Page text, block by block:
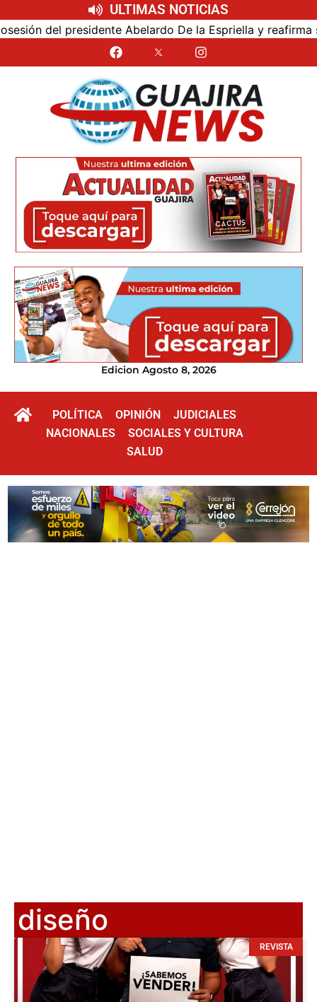
ULTIMAS NOTICIAS
presidente Abelardo De la Espriella y reafirma su
Edicion Agosto 8, 2026
POLÍTICA OPINIÓN
JUDICIALES
NACIONALES
SOCIALES Y CULTURA
SALUD
diseño
REVISTA